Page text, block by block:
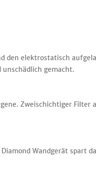
den elektrostatisch
gemacht.
Zweischichtiger Filter
Wandgerät spart